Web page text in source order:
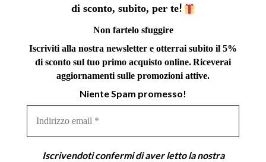
di sconto, subito, per te!
Non fartelo sfuggire
Iscriviti alla nostra newsletter e otterrai subito il 5%
di sconto sul tuo primo acquisto online.Riceverai
aggiornamenti sulle promozioni attive.
Niente Spam promesso!
email
Iscrivendoti confermi di aver letto la nostra